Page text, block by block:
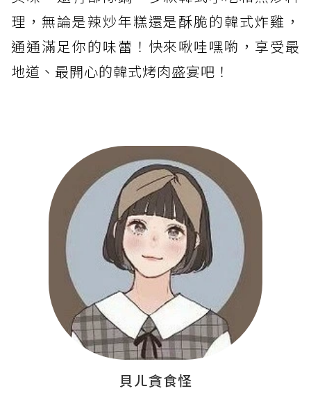
理，無論是辣炒年糕還是酥脆的韓式炸雞，
通通滿足你的味蕾！快來啾哇嘿喲，享受最
地道、最開心的韓式烤肉盛宴吧！
貝ㄦ貪食怪